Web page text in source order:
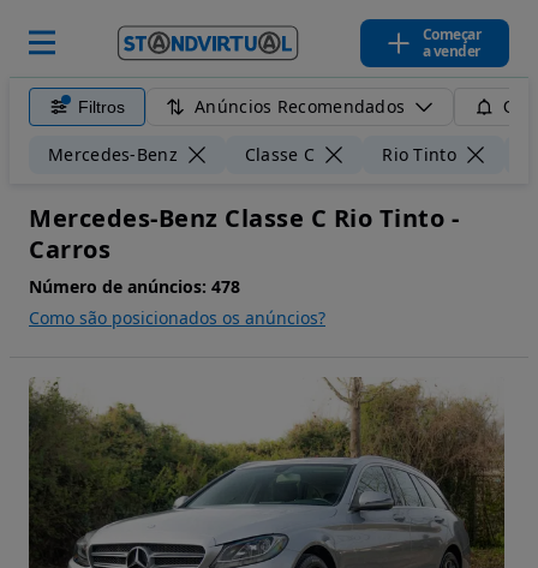
Começar
a vender
Filtros Anúncios Recomendados
Mercedes-Benz Classe C Rio Tinto
Mercedes-Benz Classe C Rio Tinto -
Carros
Número de anúncios: 478
Como são posicionados os anúncios?